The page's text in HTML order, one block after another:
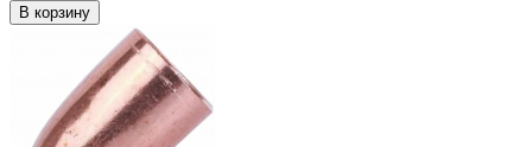
В корзину